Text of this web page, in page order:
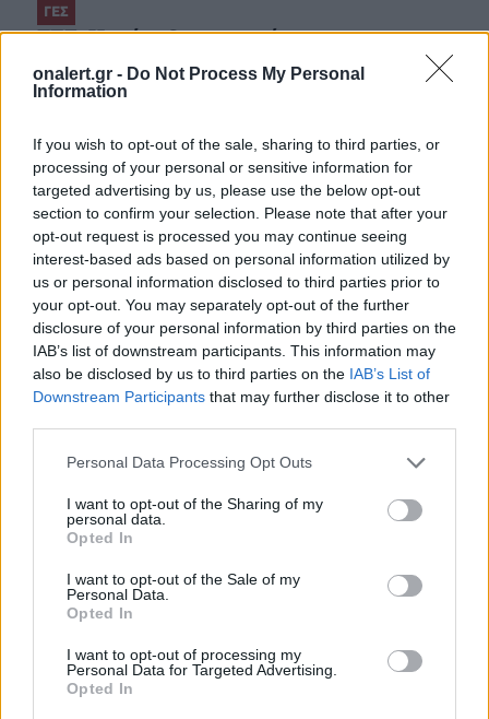
onalert.gr - Do Not Process My Personal
Information
If you wish to opt-out of the sale, sharing to third parties, or
processing of your personal or sensitive information for
targeted advertising by us, please use the below opt-out
section to confirm your selection. Please note that after your
opt-out request is processed you may continue seeing
interest-based ads based on personal information utilized by
us or personal information disclosed to third parties prior to
your opt-out. You may separately opt-out of the further
disclosure of your personal information by third parties on the
IAB’s list of downstream participants. This information may
also be disclosed by us to third parties on the IAB’s List of
Downstream Participants that may further disclose it to other
Personal Data Processing Opt Outs
I want to opt-out of the Sharing of my
personal data.
Opted In
I want to opt-out of the Sale of my
Personal Data.
Opted In
I want to opt-out of processing my
Personal Data for Targeted Advertising.
Opted In
ΓΕΣ
ΓΕΣ: Κατάταξη επιτυχόντων στη
Στρατιωτική Σχολή Ευελπίδων
Ημερομηνία κατάταξης είναι η 8η Σεπτεμβρίου
6 ΑΥΓ. 2026, 11:22
ΚΟΣΜΟΣ
κέντρο της διαστημικής υπηρεσίας
Roskosmos
ούτε έδωσε λεπτομέρειες σχετικά με την έκτασή